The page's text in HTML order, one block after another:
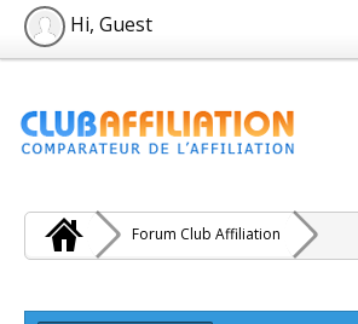
Hi, Guest
Forum Club Affiliation